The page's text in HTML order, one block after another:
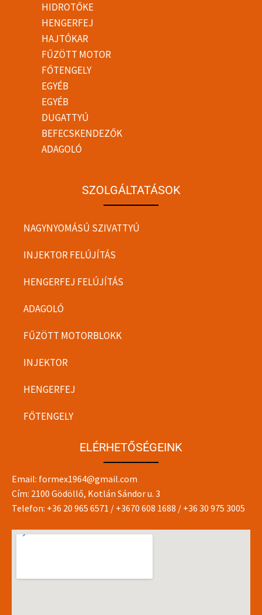
HIDROTŐKE
HENGERFEJ
HAJTÓKAR
FŰZÖTT MOTOR
FŐTENGELY
EGYÉB
EGYÉB
DUGATTYÚ
BEFECSKENDEZŐK
ADAGOLÓ
SZOLGÁLTATÁSOK
NAGYNYOMÁSÚ SZIVATTYÚ
INJEKTOR FELÚJÍTÁS
HENGERFEJ FELÚJÍTÁS
ADAGOLÓ
FŰZÖTT MOTORBLOKK
INJEKTOR
HENGERFEJ
FŐTENGELY
ELÉRHETŐSÉGEINK
Email: formex1964@gmail.com
Cím: 2100 Gödöllő, Kotlán Sándor u. 3
Telefon: +36 20 965 6571 / +3670 608 1688 / +36 30 975 3005